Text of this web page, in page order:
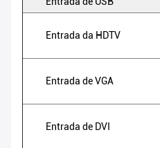
Entrada da HDTV
Entrada de VGA
Entrada de DVI